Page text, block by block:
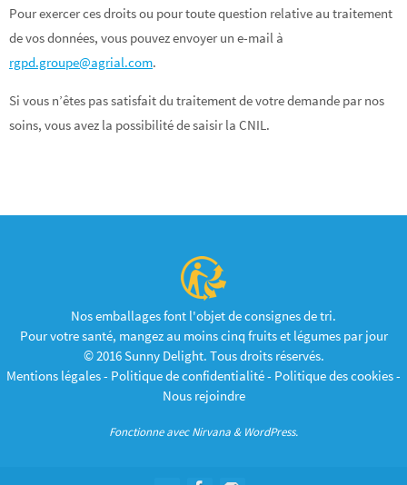
Pour exercer ces droits ou pour toute question relative au traitement
de vos données, vous pouvez envoyer un e-mail à
rgpd.groupe@agrial.com.
Si vous n’êtes pas satisfait du traitement de votre demande par nos
soins, vous avez la possibilité de saisir la CNIL.
Nos emballages font l'objet de consignes de tri.
Pour votre santé, mangez au moins cinq fruits et légumes par jour
© 2016 Sunny Delight. Tous droits réservés.
Mentions légales- Politique de confidentialité- Politique des cookies-
Nous rejoindre
Fonctionne avecNirvana & WordPress.